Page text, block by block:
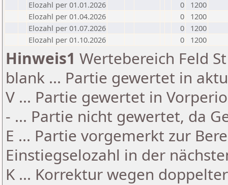
Elozahl per 01.01.2026
0
1200
Elozahl per 01.04.2026
0
1200
Elozahl per 01.07.2026
0
1200
Elozahl per 01.10.2026
0 1200
Hinweis1 Wertebereich Feld
blank ... Partie gewertet in
V ... Partie gewertet in
- ... Partie nicht gewertet, da
E ... Partie vorgemerkt zur
Einstiegselozahl in der
K ... Korrektur wegen